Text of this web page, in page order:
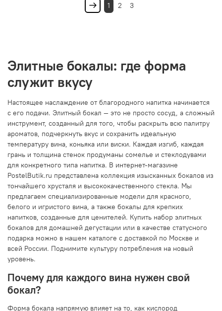
1 2 3
Элитные бокалы: где форма
служит вкусу
Настоящее наслаждение от благородного напитка начинается
с его подачи. Элитный бокал — это не просто сосуд, а сложный
инструмент, созданный для того, чтобы раскрыть всю палитру
ароматов, подчеркнуть вкус и сохранить идеальную
температуру вина, коньяка или виски. Каждая изгиб, каждая
грань и толщина стенок продуманы сомелье и стеклодувами
для конкретного типа напитка. В интернет-магазине
PostelButik.ru представлена коллекция изысканных бокалов из
тончайшего хрусталя и высококачественного стекла. Мы
предлагаем специализированные модели для красного,
белого и игристого вина, а также бокалы для крепких
напитков, созданные для ценителей. Купить набор элитных
бокалов для домашней дегустации или в качестве статусного
подарка можно в нашем каталоге с доставкой по Москве и
всей России. Поднимите культуру потребления на новый
уровень.
Почему для каждого вина нужен свой
бокал?
Форма бокала напрямую влияет на то, как кислород